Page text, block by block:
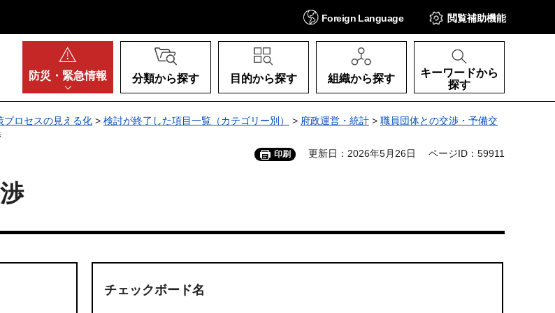
Foreign Language 閲覧補助機能
防災・ 緊急情報 分類から探す 目的から探す 組織から探す
キーワードから
探す
プロセスの見える化 > 検討が終了した項目一覧（カテゴリー別） > 府政運営・統計 > 職員団体との交渉・予備交
印刷 更新日：2026年5月26日 ページID：59911
チェックボード名